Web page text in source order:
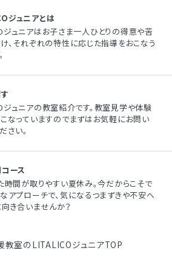
ジュニアとは
ジュニアはお子さま一人ひとりの得意や苦
、それぞれの特性に応じた指導をおこなう
ジュニアの教室紹介です。教室見学や体験
なっていますのでまずはお気軽にお問い
さい。
ース
時間が取りやすい夏休み。今だからこそで
アプローチで、気になるつまずきや不安へ
き合いませんか？
教室のLITALICOジュニアTOP